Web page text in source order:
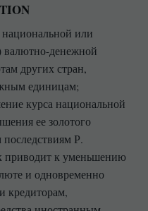
или
валютно-денежной
других стран,
единицам;
курса национальной
ее золотого
Р.
приводит к уменьшению
и одновременно
кредиторам,